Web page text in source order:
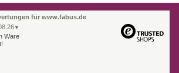
für www.fabus.de
▼
Ware